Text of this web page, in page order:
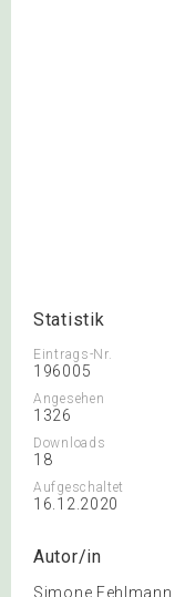
Statistik
Eintrags-Nr.
196005
Angesehen
1326
Downloads
18
Aufgeschaltet
16.12.2020
Autor/in
Simone Fehlmann